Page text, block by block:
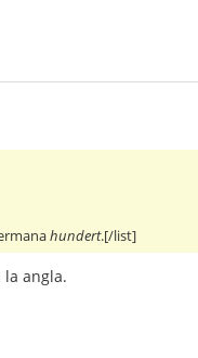
hundert.[/list]
la angla.